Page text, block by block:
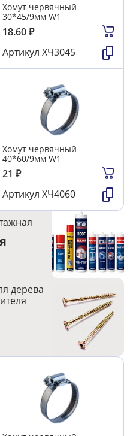
Хомут червячный
30*45/9мм W1
18.60₽
Артикул ХЧ3045
Хомут червячный
40*60/9мм W1
21 ₽
Артикул ХЧ4060
дерева